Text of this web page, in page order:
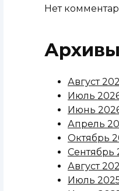
Нет
Архивы
Август
Июль
Июнь
Апрель
Октябрь
Сентябрь
Август
Июль